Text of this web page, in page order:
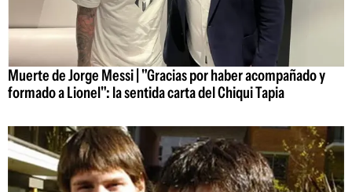
Muerte de Jorge Messi | "Gracias por haber acompañado y
formado a Lionel": la sentida carta del Chiqui Tapia